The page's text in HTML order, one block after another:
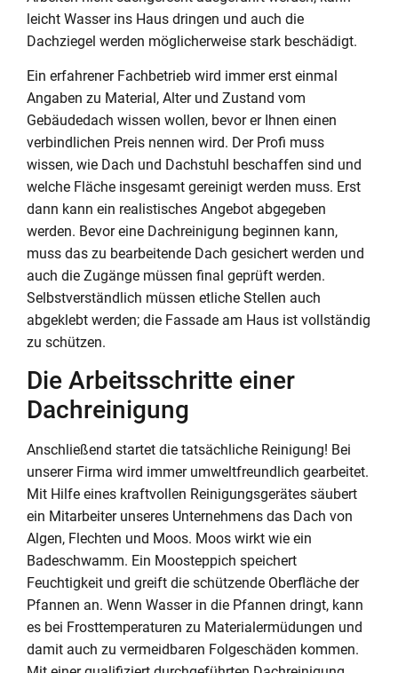
leicht Wasser ins Haus dringen und auch die
Dachziegel werden möglicherweise stark beschädigt.
Ein erfahrener Fachbetrieb wird immer erst einmal
Angaben zu Material, Alter und Zustand vom
Gebäudedach wissen wollen, bevor er Ihnen einen
verbindlichen Preis nennen wird. Der Profi muss
wissen, wie Dach und Dachstuhl beschaffen sind und
welche Fläche insgesamt gereinigt werden muss. Erst
dann kann ein realistisches Angebot abgegeben
werden. Bevor eine Dachreinigung beginnen kann,
muss das zu bearbeitende Dach gesichert werden und
auch die Zugänge müssen final geprüft werden.
Selbstverständlich müssen etliche Stellen auch
abgeklebt werden; die Fassade am Haus ist vollständig
zu schützen.
Die Arbeitsschritte einer
Dachreinigung
Anschließend startet die tatsächliche Reinigung! Bei
unserer Firma wird immer umweltfreundlich gearbeitet.
Mit Hilfe eines kraftvollen Reinigungsgerätes säubert
ein Mitarbeiter unseres Unternehmens das Dach von
Algen, Flechten und Moos. Moos wirkt wie ein
Badeschwamm. Ein Moosteppich speichert
Feuchtigkeit und greift die schützende Oberfläche der
Pfannen an. Wenn Wasser in die Pfannen dringt, kann
es bei Frosttemperaturen zu Materialermüdungen und
damit auch zu vermeidbaren Folgeschäden kommen.